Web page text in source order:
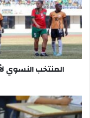
ن
ت
خ
ب
ا
ل
ي
ل
ح
ص